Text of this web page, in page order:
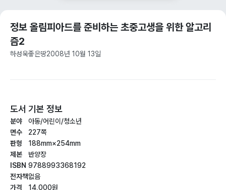
정보 올림피아드를 준비하는 초중고생을 위한 알고리
즘2
하성욱좋은땅2008년 10월 13일
도서 기본 정보
분야
면수
판형
제본
ISBN
전자책
가격
아동/어린이/청소년
227쪽
188mm×254mm
반양장
9788993368192
없음
14,000원